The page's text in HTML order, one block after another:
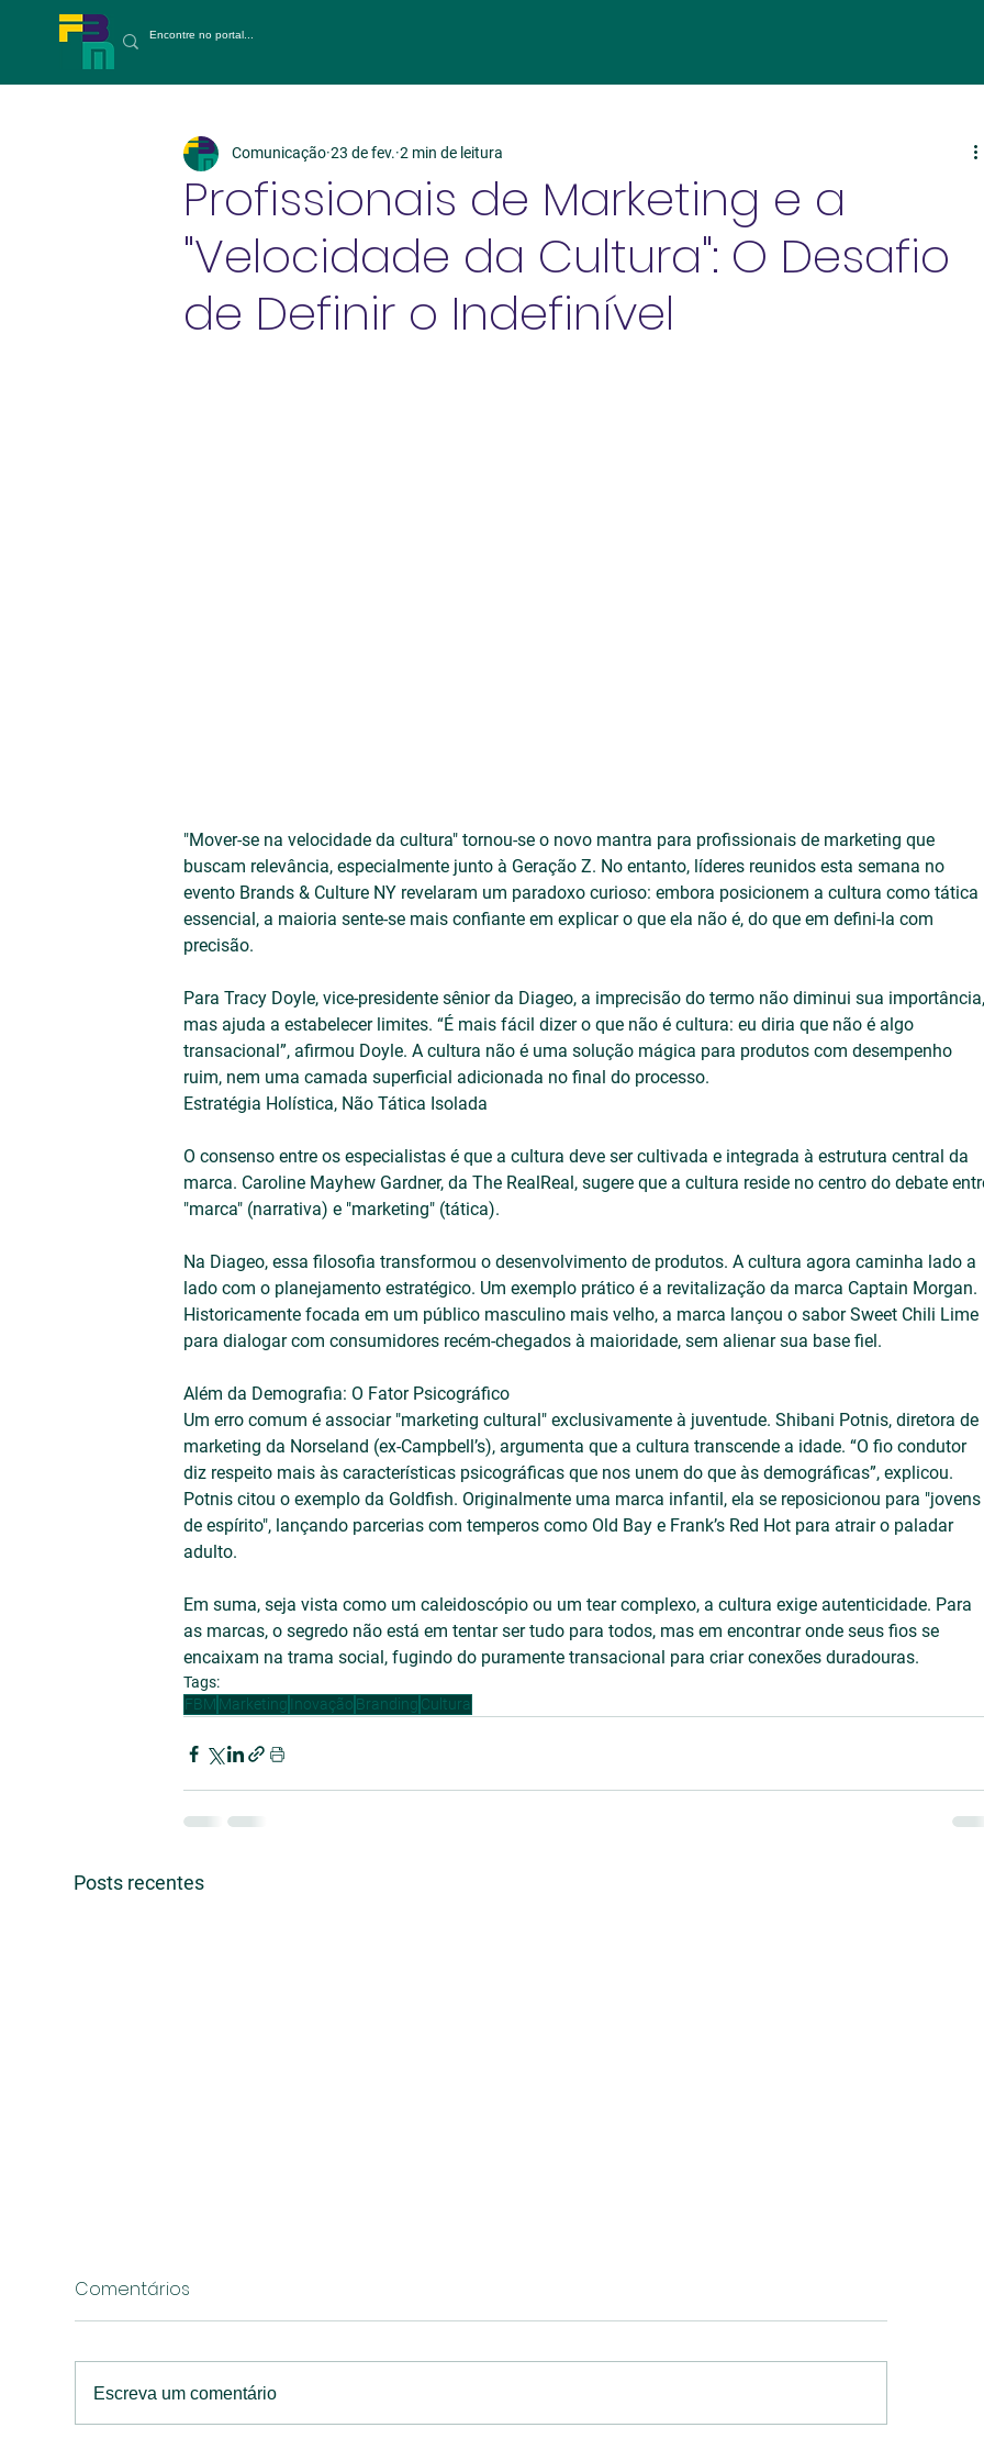
Profissionais de Marketing e a
"Velocidade da Cultura": O Desafio
de Definir o Indefinível
Comunicação 23 de fev. 2 min de leitura
"Mover-se na velocidade da cultura" tornou-se o novo mantra para profissionais de marketing que
buscam relevância, especialmente junto à Geração Z. No entanto, líderes reunidos esta semana no
evento Brands & Culture NY revelaram um paradoxo curioso: embora posicionem a cultura como tática
essencial, a maioria sente-se mais confiante em explicar o que ela não é, do que em defini-la com
precisão.
Para Tracy Doyle, vice-presidente sênior da Diageo, a imprecisão do termo não diminui sua
mas ajuda a estabelecer limites. “É mais fácil dizer o que não é cultura: eu diria que não é algo
transacional”, afirmou Doyle. A cultura não é uma solução mágica para produtos com desempenho
ruim, nem uma camada superficial adicionada no final do processo.
Estratégia Holística, Não Tática Isolada
O consenso entre os especialistas é que a cultura deve ser cultivada e integrada à estrutura central da
marca. Caroline Mayhew Gardner, da The RealReal, sugere que a cultura reside no centro do debate
"marca" (narrativa) e "marketing" (tática).
Na Diageo, essa filosofia transformou o desenvolvimento de produtos. A cultura agora caminha lado a
lado com o planejamento estratégico. Um exemplo prático é a revitalização da marca Captain Morgan.
Historicamente focada em um público masculino mais velho, a marca lançou o sabor Sweet Chili Lime
para dialogar com consumidores recém-chegados à maioridade, sem alienar sua base fiel.
Além da Demografia: O Fator Psicográfico
Um erro comum é associar "marketing cultural" exclusivamente à juventude. Shibani Potnis, diretora de
marketing da Norseland (ex-Campbell’s), argumenta que a cultura transcende a idade. “O fio condutor
diz respeito mais às características psicográficas que nos unem do que às demográficas”, explicou.
Potnis citou o exemplo da Goldfish. Originalmente uma marca infantil, ela se reposicionou para
de espírito", lançando parcerias com temperos como Old Bay e Frank’s Red Hot para atrair o paladar
adulto.
Em suma, seja vista como um caleidoscópio ou um tear complexo, a cultura exige autenticidade. Para
as marcas, o segredo não está em tentar ser tudo para todos, mas em encontrar onde seus fios se
encaixam na trama social, fugindo do puramente transacional para criar conexões duradouras.
Tags:
FBM Marketing Inovação Branding Cultura
Posts recentes
Comentários
Escreva um comentário